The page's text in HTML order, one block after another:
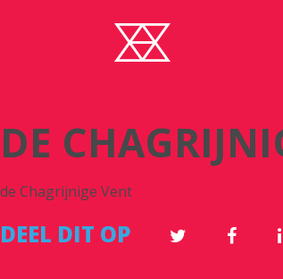
DE
de Chagrijnige Vent
DEEL DIT OP